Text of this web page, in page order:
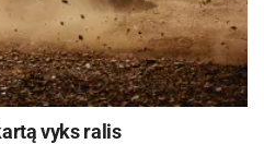
vyks ralis